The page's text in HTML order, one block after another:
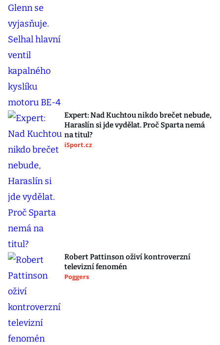
Expert: Nad Kuchtou nikdo brečet nebude,
Haraslín si jde vydělat. Proč Sparta nemá
na titul?
iSport.cz
Robert Pattinson oživí kontroverzní
televizní fenomén
Poggers